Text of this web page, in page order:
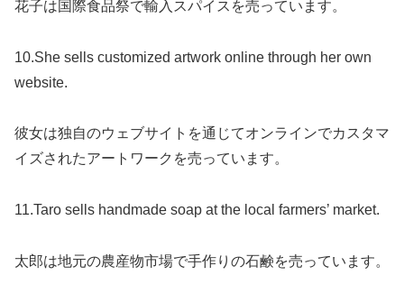
花子は国際食品祭で輸入スパイスを売っています。
10.She sells customized artwork online through her own
website.
彼女は独自のウェブサイトを通じてオンラインでカスタマ
イズされたアートワークを売っています。
11.Taro sells handmade soap at the local farmers’ market.
太郎は地元の農産物市場で手作りの石鹸を売っています。